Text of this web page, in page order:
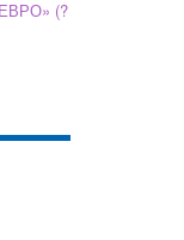
(?